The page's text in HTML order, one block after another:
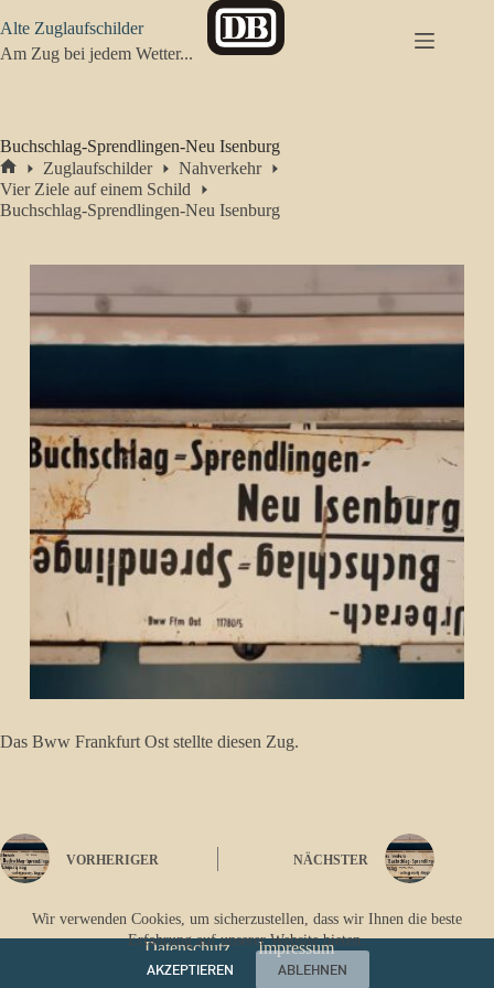
Inhalt
springen
Wir verwenden Cookies, um sicherzustellen, dass wir Ihnen die beste
Erfahrung auf unserer Website bieten.
AKZEPTIEREN
ABLEHNEN
Alte Zuglaufschilder
Am Zug bei jedem Wetter...
Buchschlag-Sprendlingen-Neu Isenburg
Start
Zuglaufschilder
Nahverkehr
Vier Ziele auf einem Schild
Buchschlag-Sprendlingen-Neu Isenburg
Das Bww Frankfurt Ost stellte diesen Zug.
VORHERIGER NÄCHSTER
Datenschutz Impressum